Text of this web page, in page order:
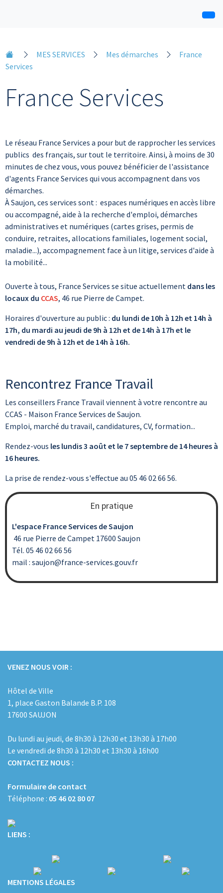
MES SERVICES Mes démarches
France
Services
France Services
Le réseau France Services a pour but de rapprocher les services
publics des français, sur tout le territoire. Ainsi, à moins de 30
minutes de chez vous, vous pouvez bénéficier de l'assistance
d'agents France Services qui vous accompagnent dans vos
démarches.
À Saujon, ces services sont : espaces numériques en accès libre
ou accompagné, aide à la recherche d'emploi, démarches
administratives et numériques (cartes grises, permis de
conduire, retraites, allocations familiales, logement social,
maladie...), accompagnement face à un litige, services d'aide à
la mobilité...
Ouverte à tous, France Services se situe actuellement dans les
locaux du CCAS, 46 rue Pierre de Campet.
Horaires d'ouverture au public : du lundi de 10h à 12h et 14h à
17h, du mardi au jeudi de 9h à 12h et de 14h à 17h et le
vendredi de 9h à 12h et de 14h à 16h.
Rencontrez France Travail
Les conseillers France Travail viennent à votre rencontre au
CCAS - Maison France Services de Saujon.
Emploi, marché du travail, candidatures, CV, formation...
Rendez-vous les lundis 3 août et le 7 septembre de 14 heures à
16 heures.
La prise de rendez-vous s'effectue au 05 46 02 66 56.
En pratique
L'espace France Services de Saujon
46 rue Pierre de Campet 17600 Saujon
Tél. 05 46 02 66 56
​​​​​​​mail : saujon@france-services.gouv.fr​​​​​​
VENEZ NOUS VOIR :
Hôtel de Ville
1, place Gaston Balande B.P. 108
17600 SAUJON
Du lundi au jeudi, de 8h30 à 12h30 et 13h30 à 17h00
Le vendredi de 8h30 à 12h30 et 13h30 à 16h00
CONTACTEZ NOUS :
Formulaire de contact
Téléphone : 05 46 02 80 07
LIENS :
MENTIONS LÉGALES